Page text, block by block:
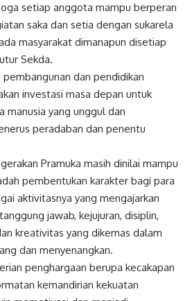
setiap anggota mampu berperan
saka dan setia dengan sukarela
masyarakat dimanapun disetiap
Sekda.
dan pendidikan
investasi masa depan untuk
manusia yang unggul dan
peradaban dan penentu
Pramuka masih dinilai mampu
pembentukan karakter bagi para
aktivitasnya yang mengajarkan
jawab, kejujuran, disiplin,
kreativitas yang dikemas dalam
dan menyenangkan.
penghargaan berupa kecakapan
kemandirian kekuatan